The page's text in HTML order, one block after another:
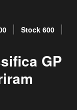
Stock 600
GP